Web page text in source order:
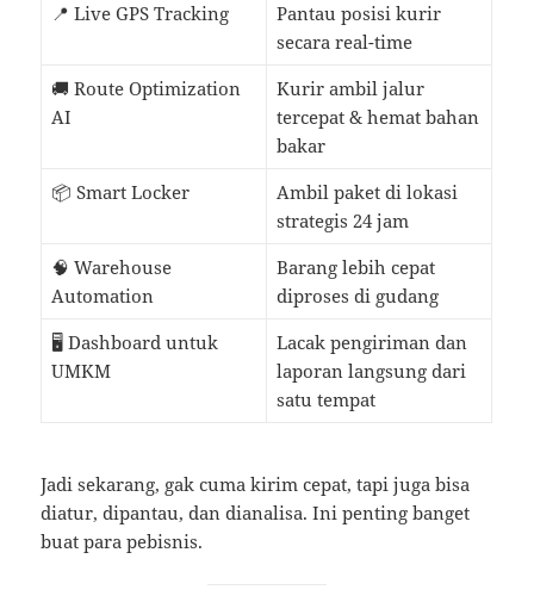
📍 Live GPS Tracking
Pantau posisi kurir
secara real-time
🚚 Route Optimization
AI
Kurir ambil jalur
tercepat & hemat bahan
bakar
📦 Smart Locker
Ambil paket di lokasi
strategis 24 jam
🧠 Warehouse
Automation
Barang lebih cepat
diproses di gudang
🖥️ Dashboard untuk
UMKM
Lacak pengiriman dan
laporan langsung dari
satu tempat
Jadi sekarang, gak cuma kirim cepat, tapi juga bisa
diatur, dipantau, dan dianalisa. Ini penting banget
buat para pebisnis.